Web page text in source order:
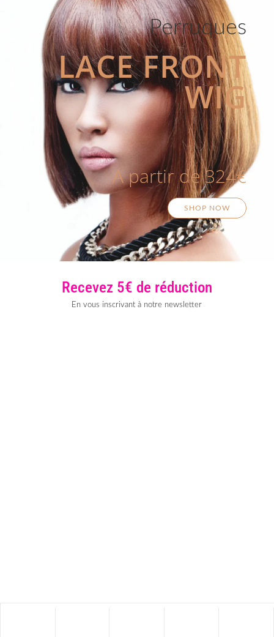
Perruques
LACE FRONT
WIG
A partir de 324€
SHOP NOW
Recevez 5€ de réduction
En vous inscrivant à notre newsletter